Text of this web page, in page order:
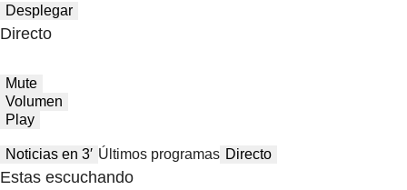
Desplegar
Directo
Mute
Volumen
Play
Noticias en 3′ Últimos programas Directo
Estas escuchando